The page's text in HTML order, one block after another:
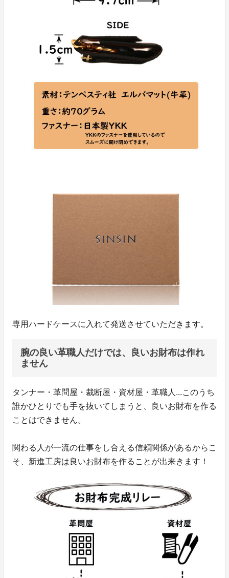
専用ハードケースに入れて発送させていただきます。
腕の良い革職人だけでは、良いお財布は作れ
ません
タンナー・革問屋・裁断屋・資材屋・革職人...このうち
誰かひとりでも手を抜いてしまうと、良いお財布を作る
ことはできません。
関わる人が一流の仕事をし合える信頼関係があるからこ
そ、新進工房は良いお財布を作ることが出来きます！